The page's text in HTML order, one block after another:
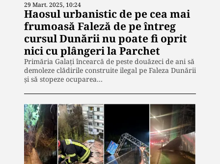
29 Mart. 2025, 10:24
Haosul urbanistic de pe cea mai
frumoasă Faleză de pe întreg
cursul Dunării nu poate fi oprit
nici cu plângeri la Parchet
Primăria Galați încearcă de peste douăzeci de ani să
demoleze clădirile construite ilegal pe Faleza Dunării
și să stopeze ocuparea…